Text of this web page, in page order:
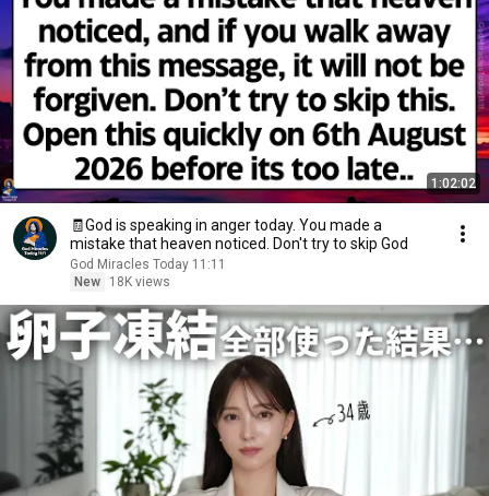
1:02:02
🧾God is speaking in anger today. You made a
mistake that heaven noticed. Don't try to skip God
God Miracles Today 11:11
New
18K views